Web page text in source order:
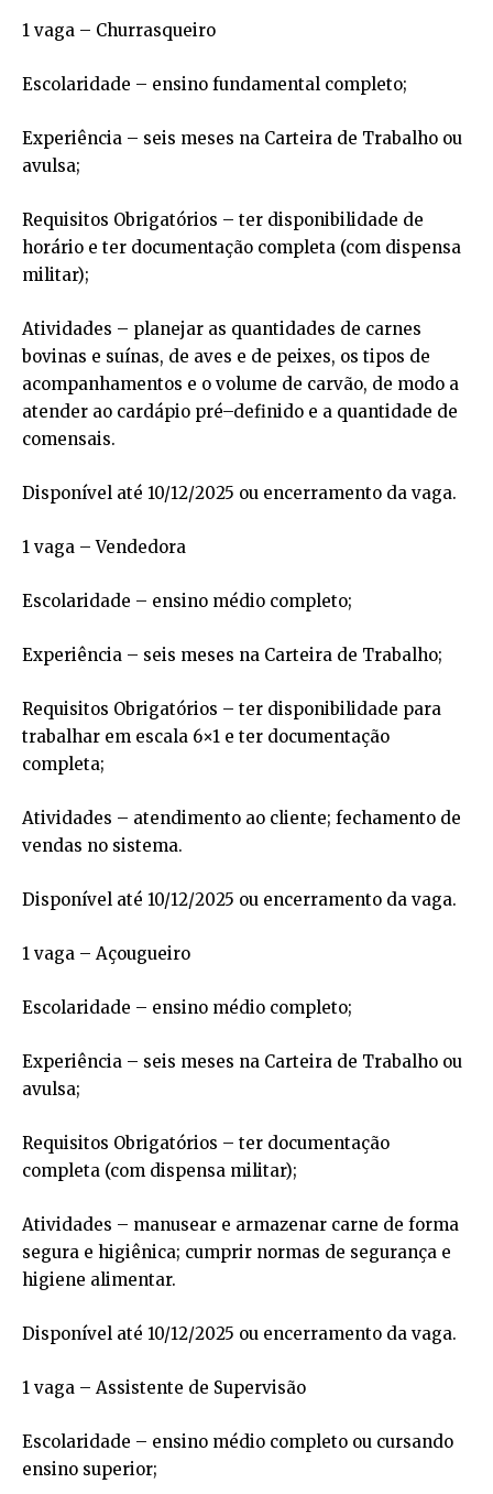
1 vaga – Churrasqueiro
Escolaridade – ensino fundamental completo;
Experiência – seis meses na Carteira de Trabalho ou
avulsa;
Requisitos Obrigatórios – ter disponibilidade de
horário e ter documentação completa (com dispensa
militar);
Atividades – planejar as quantidades de carnes
bovinas e suínas, de aves e de peixes, os tipos de
acompanhamentos e o volume de carvão, de modo a
atender ao cardápio pré–definido e a quantidade de
comensais.
Disponível até 10/12/2025 ou encerramento da vaga.
1 vaga – Vendedora
Escolaridade – ensino médio completo;
Experiência – seis meses na Carteira de Trabalho;
Requisitos Obrigatórios – ter disponibilidade para
trabalhar em escala 6×1 e ter documentação
completa;
Atividades – atendimento ao cliente; fechamento de
vendas no sistema.
Disponível até 10/12/2025 ou encerramento da vaga.
1 vaga – Açougueiro
Escolaridade – ensino médio completo;
Experiência – seis meses na Carteira de Trabalho ou
avulsa;
Requisitos Obrigatórios – ter documentação
completa (com dispensa militar);
Atividades – manusear e armazenar carne de forma
segura e higiênica; cumprir normas de segurança e
higiene alimentar.
Disponível até 10/12/2025 ou encerramento da vaga.
1 vaga – Assistente de Supervisão
Escolaridade – ensino médio completo ou cursando
ensino superior;